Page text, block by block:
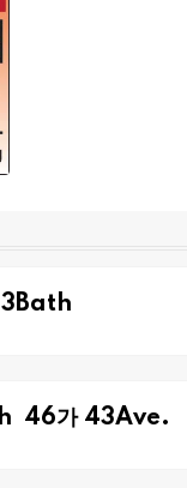
3Bath
46가 43Ave.